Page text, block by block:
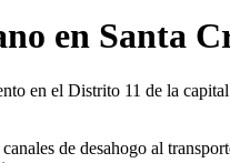
en Santa
en el Distrito 11 de la
de desahogo al